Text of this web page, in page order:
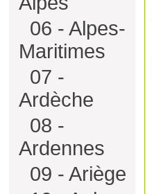
06 - Alpes-
Maritimes
07 -
Ardèche
08 -
Ardennes
09 - Ariège